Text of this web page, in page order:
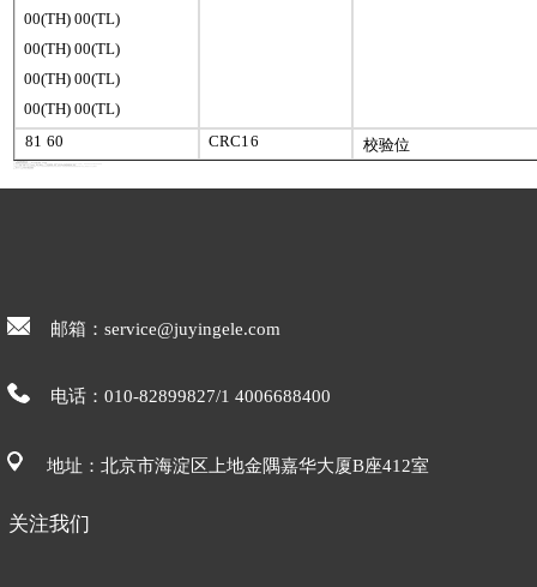
00(TH) 00(TL)
00(TH) 00(TL)
00(TH) 00(TL)
00(TH) 00(TL)
81 60 CRC16 校验位
邮箱：service@juyingele.com
电话：010-82899827/1 4006688400
地址：北京市海淀区上地金隅嘉华大厦B座412室
关注我们